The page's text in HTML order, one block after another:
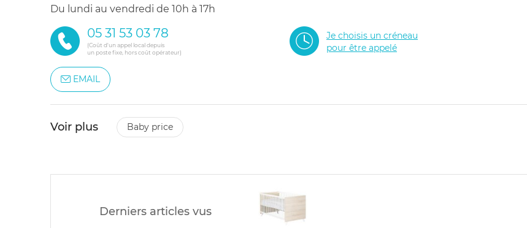
du lundi au vendredi de 10h à 17h
05 31 53 03 78
(Coût d'un appel local depuis
un poste fixe, hors coût opérateur)
Je choisis un créneau
pour être appelé
EMAIL
Voir plus baby price
Derniers articles vus